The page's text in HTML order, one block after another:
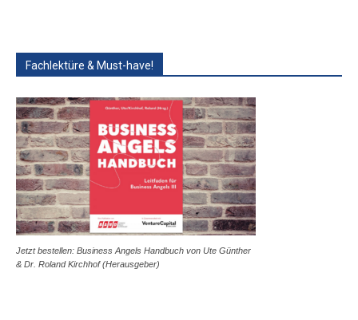
Fachlektüre & Must-have!
Jetzt bestellen: Business Angels Handbuch von Ute Günther
& Dr. Roland Kirchhof (Herausgeber)